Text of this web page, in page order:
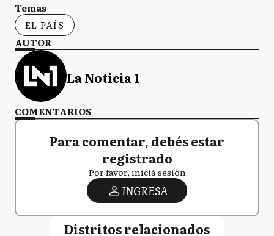
Temas
EL PAÍS
AUTOR
La Noticia 1
COMENTARIOS
Para comentar, debés estar
registrado
Por favor, iniciá sesión
INGRESA
Distritos relacionados